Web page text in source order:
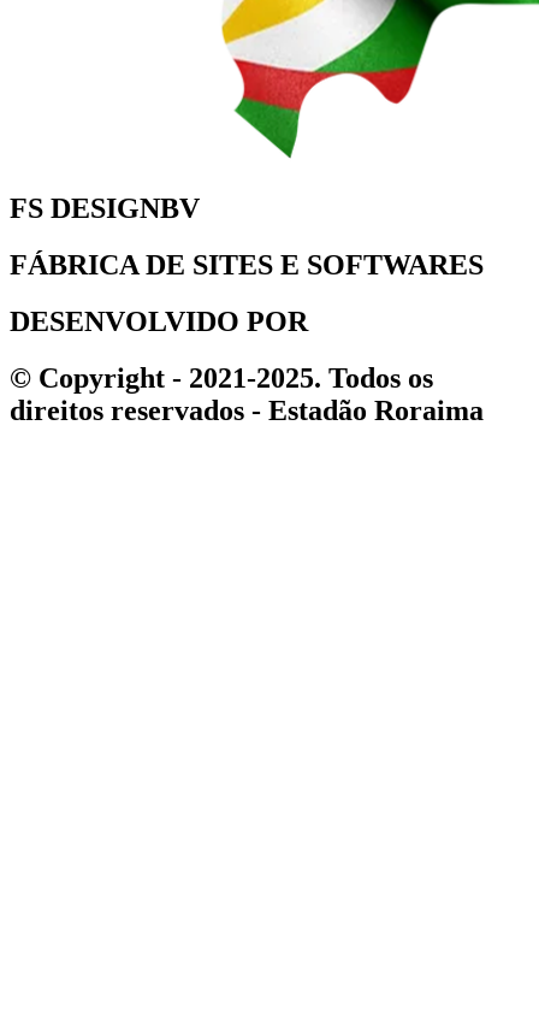
FS DESIGNBV
FÁBRICA DE SITES E SOFTWARES
DESENVOLVIDO POR
© Copyright - 2021-2025. Todos os
direitos reservados - Estadão Roraima